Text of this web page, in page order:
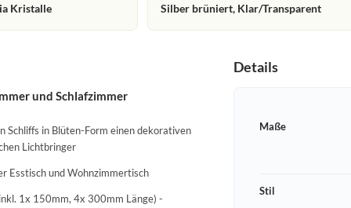
Kristalle Silber brüniert, Klar/Transparent
und Schlafzimmer
Schliffs in Blüten-Form einen dekorativen
Lichtbringer
Esstisch und Wohnzimmertisch
1x 150mm, 4x 300mm Länge) -
Details
Maße
Stil